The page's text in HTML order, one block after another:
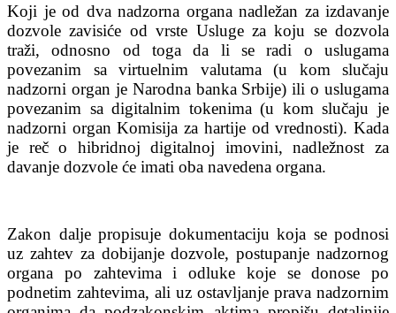
Koji je od dva nadzorna organa nadležan za izdavanje
dozvole zavisiće od vrste Usluge za koju se dozvola
traži, odnosno od toga da li se radi o uslugama
povezanim sa virtuelnim valutama (u kom slučaju
nadzorni organ je Narodna banka Srbije) ili o uslugama
povezanim sa digitalnim tokenima (u kom slučaju je
nadzorni organ Komisija za hartije od vrednosti). Kada
je reč o hibridnoj digitalnoj imovini, nadležnost za
davanje dozvole će imati oba navedena organa.
Zakon dalje propisuje dokumentaciju koja se podnosi
uz zahtev za dobijanje dozvole, postupanje nadzornog
organa po zahtevima i odluke koje se donose po
podnetim zahtevima, ali uz ostavljanje prava nadzornim